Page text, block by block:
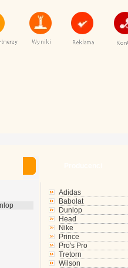
Adidas
Babolat
Dunlop
Head
Nike
Prince
Pro's Pro
Tretorn
Wilson